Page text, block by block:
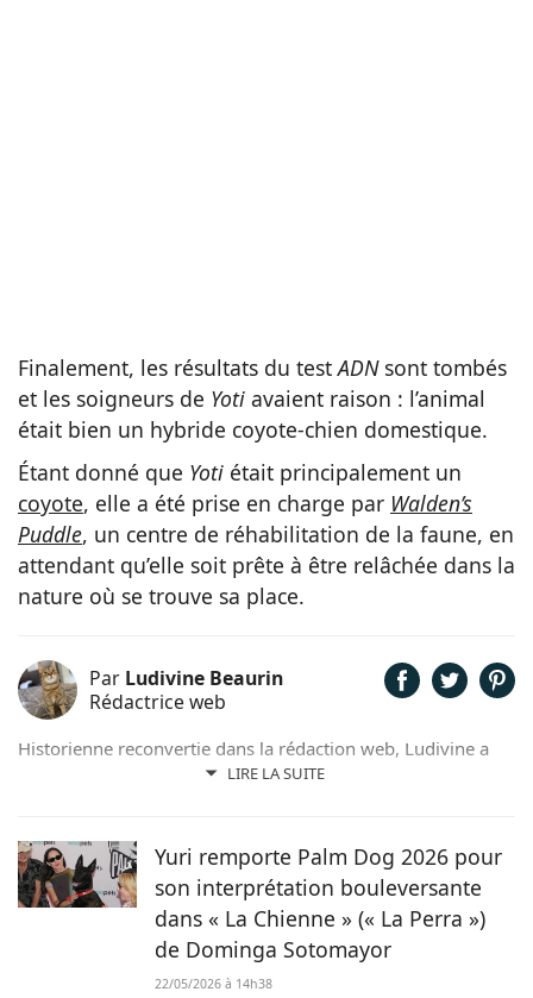
Finalement, les résultats du testADNsont tombés
et les soigneurs de Yoti avaient raison : l’animal
était bien un hybride coyote-chien domestique.
Étant donné que Yoti était principalement un
coyote, elle a été prise en charge par Walden’s
Puddle, un centre de réhabilitation de la faune, en
attendant qu’elle soit prête à être relâchée dans la
nature où se trouve sa place.
Par Ludivine Beaurin
Rédactrice web
LIRE LA SUITE
Historienne reconvertie dans la rédaction web, Ludivine a
toujours adoré l’écriture et les animaux. Maîtresse de 6
Yuri remporte Palm Dog 2026 pour
son interprétation bouleversante
dans « La Chienne » (« La Perra »)
de Dominga Sotomayor
22/05/2026 à 14h38